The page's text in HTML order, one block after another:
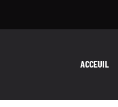
ACCEUIL